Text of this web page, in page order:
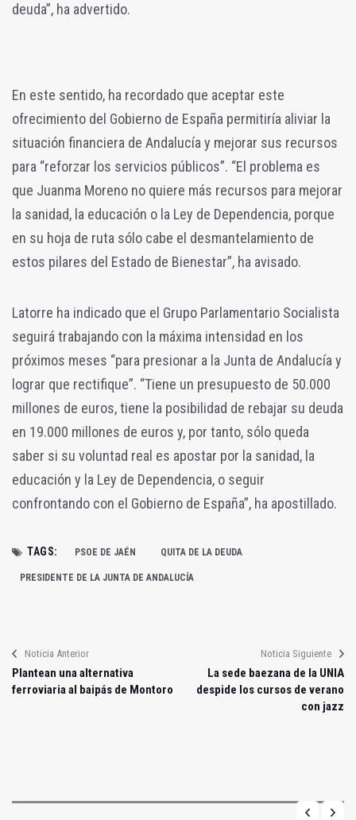
deuda”, ha advertido.
En este sentido, ha recordado que aceptar este
ofrecimiento del Gobierno de España permitiría aliviar la
situación financiera de Andalucía y mejorar sus recursos
para “reforzar los servicios públicos”. “El problema es
que Juanma Moreno no quiere más recursos para mejorar
la sanidad, la educación o la Ley de Dependencia, porque
en su hoja de ruta sólo cabe el desmantelamiento de
estos pilares del Estado de Bienestar”, ha avisado.
Latorre ha indicado que el Grupo Parlamentario Socialista
seguirá trabajando con la máxima intensidad en los
próximos meses “para presionar a la Junta de Andalucía y
lograr que rectifique”. “Tiene un presupuesto de 50.000
millones de euros, tiene la posibilidad de rebajar su deuda
en 19.000 millones de euros y, por tanto, sólo queda
saber si su voluntad real es apostar por la sanidad, la
educación y la Ley de Dependencia, o seguir
confrontando con el Gobierno de España”, ha apostillado.
TAGS: PSOE DE JAÉN QUITA DE LA DEUDA
PRESIDENTE DE LA JUNTA DE ANDALUCÍA
Noticia Anterior
Plantean una alternativa
ferroviaria al baipás de Montoro
Noticia Siguiente
La sede baezana de la UNIA
despide los cursos de verano
con jazz